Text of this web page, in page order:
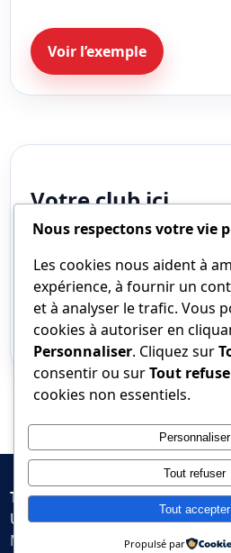
Voir l’exemple
Votre club ici
Chaque site reprend le logo,
informations propres au
Créer mon site club
Tennis2Table — Sites clubs
Une solution simple pour les
Mentions légalesCGU
Nous respectons votre vie
Les cookies nous aident à
expérience, à fournir un
et à analyser le trafic. Vous
cookies à autoriser en
Personnaliser. Cliquez sur
consentir ou surTout
cookies non essentiels.
Personnaliser
Tout refuser
Tout accepter
Propulsé par